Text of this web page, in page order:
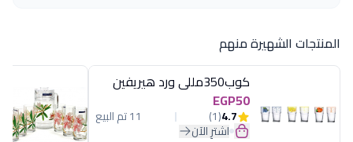
المنتجات الشهيرة منهم
كوب350مللى ورد هيريفين
EGP50
4.7
(1) 11 تم البيع
اشترِ الآن